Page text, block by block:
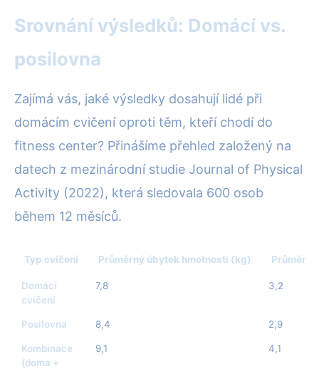
Srovnání výsledků: Domácí vs.
posilovna
Zajímá vás, jaké výsledky dosahují lidé při
domácím cvičení oproti těm, kteří chodí do
fitness center? Přinášíme přehled založený na
datech z mezinárodní studie Journal of Physical
Activity (2022), která sledovala 600 osob
během 12 měsíců.
Typ cvičení Průměrný úbytek hmotnosti (kg)
Domácí
cvičení
7,8 3,2
Posilovna 8,4 2,9
Kombinace
(doma +
9,1 4,1